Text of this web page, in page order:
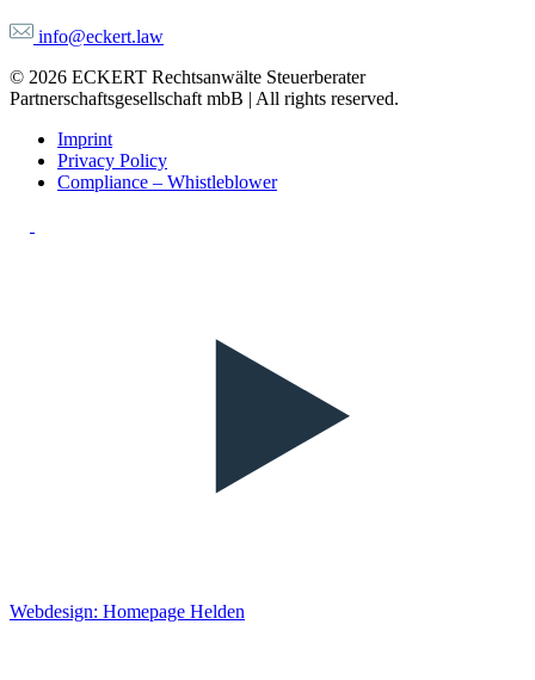
info@eckert.law
© 2026 ECKERT Rechtsanwälte Steuerberater
Partnerschaftsgesellschaft mbB | All rights reserved.
Imprint
Privacy Policy
Compliance – Whistleblower
Webdesign: Homepage Helden